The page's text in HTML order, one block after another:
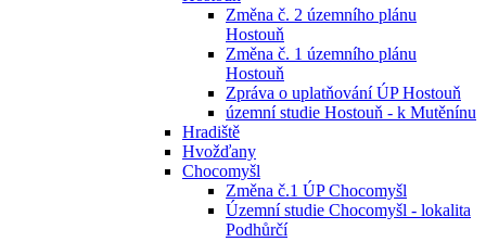
Změna č. 2 územního plánu
Hostouň
Změna č. 1 územního plánu
Hostouň
Zpráva o uplatňování ÚP Hostouň
územní studie Hostouň - k Mutěnínu
Hradiště
Hvožďany
Chocomyšl
Změna č.1 ÚP Chocomyšl
Územní studie Chocomyšl - lokalita
Podhůrčí